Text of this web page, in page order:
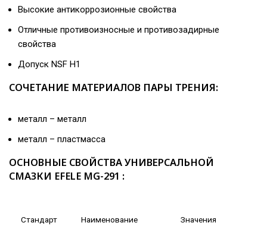
Высокие антикоррозионные свойства
Отличные противоизносные и противозадирные
свойства
Допуск NSF H1
СОЧЕТАНИЕ МАТЕРИАЛОВ ПАРЫ ТРЕНИЯ:
металл – металл
металл – пластмасса
ОСНОВНЫЕ СВОЙСТВА УНИВЕРСАЛЬНОЙ
СМАЗКИ EFELE MG-291 :
Стандарт Наименование Значения